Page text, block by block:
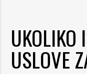
UKOLIKO
USLOVE